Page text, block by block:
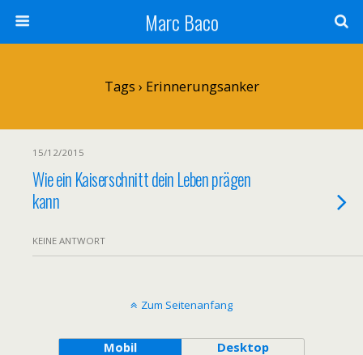
Marc Baco
Tags › Erinnerungsanker
15/12/2015
Wie ein Kaiserschnitt dein Leben prägen
kann
KEINE ANTWORT
Zum Seitenanfang
Mobil Desktop